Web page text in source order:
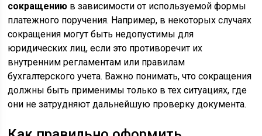
сокращению в зависимости от используемой формы
платежного поручения. Например, в некоторых случаях
сокращения могут быть недопустимы для
юридических лиц, если это противоречит их
внутренним регламентам или правилам
бухгалтерского учета. Важно понимать, что сокращения
должны быть применимы только в тех ситуациях, где
они не затрудняют дальнейшую проверку документа.